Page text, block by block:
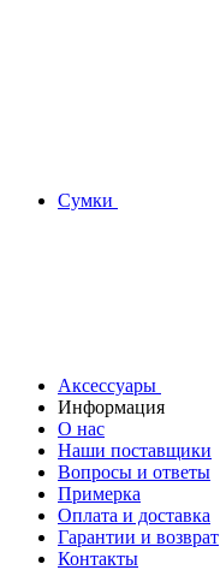
Сумки
Аксессуары
Информация
О нас
Наши поставщики
Вопросы и ответы
Примерка
Оплата и доставка
Гарантии и возврат
Контакты